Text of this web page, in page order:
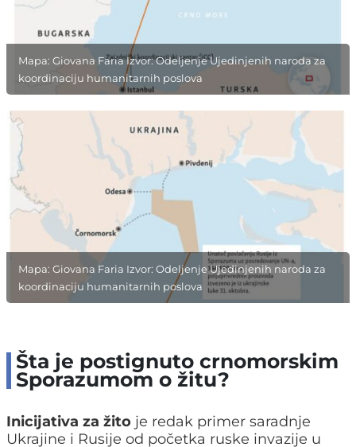
Mapa: Giovana Faria Izvor: Odeljenje Ujedinjenih naroda za
koordinaciju humanitarnih poslova
Mapa: Giovana Faria Izvor: Odeljenje Ujedinjenih naroda za
koordinaciju humanitarnih poslova
Šta je postignuto crnomorskim
Sporazumom o žitu?
Inicijativa za žito je redak primer saradnje
Ukrajine i Rusije od početka ruske invazije u